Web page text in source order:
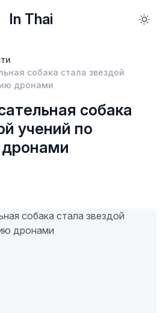
In Thai
собака стала звездой
дронами
собака
учений по